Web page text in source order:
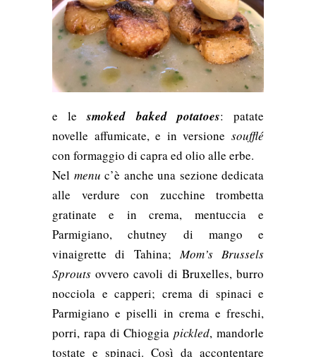
e lesmoked baked potatoes: patate
novelle affumicate, e in versione soufflé
con formaggio di capra ed olio alle erbe.
Nel menu c’è anche una sezione dedicata
alle verdure con zucchine trombetta
gratinate e in crema, mentuccia e
Parmigiano, chutney di mango e
vinaigrette di Tahina; Mom’s Brussels
Sprouts ovvero cavoli di Bruxelles, burro
nocciola e capperi; crema di spinaci e
Parmigiano e piselli in crema e freschi,
porri, rapa di Chioggiapickled, mandorle
tostate e spinaci. Così da accontentare